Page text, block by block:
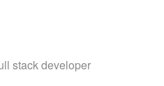
stack developer